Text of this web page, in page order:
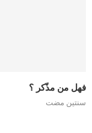
فهل من مذّكر ؟
سنتين مضت